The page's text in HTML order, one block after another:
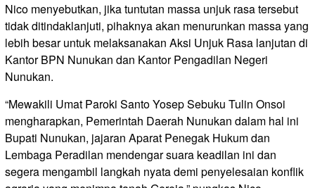
Nico menyebutkan, jika tuntutan massa unjuk rasa tersebut
tidak ditindaklanjuti, pihaknya akan menurunkan massa yang
lebih besar untuk melaksanakan Aksi Unjuk Rasa lanjutan di
Kantor BPN Nunukan dan Kantor Pengadilan Negeri
Nunukan.
“Mewakili Umat Paroki Santo Yosep Sebuku Tulin Onsoi
mengharapkan, Pemerintah Daerah Nunukan dalam hal ini
Bupati Nunukan, jajaran Aparat Penegak Hukum dan
Lembaga Peradilan mendengar suara keadilan ini dan
segera mengambil langkah nyata demi penyelesaian konflik